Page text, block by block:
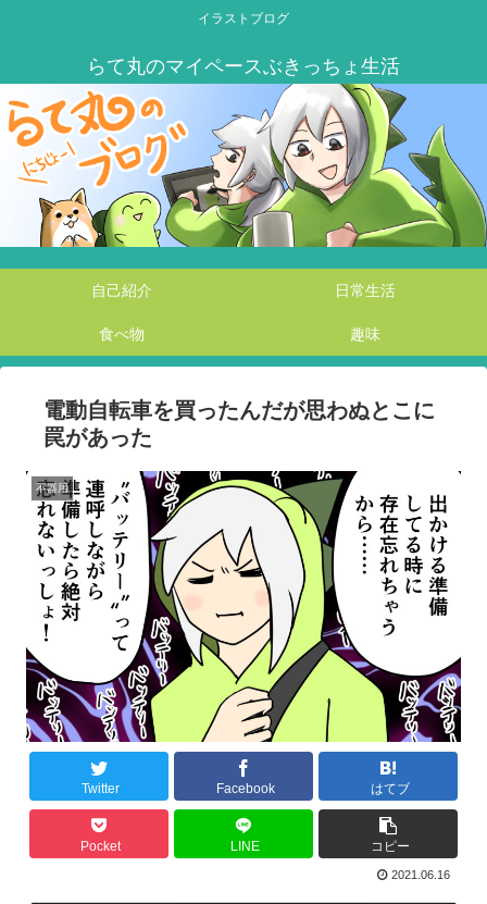
イラストブログ
自己紹介 日常生活
食べ物 趣味
電動自転車を買ったんだが思わぬとこに
罠があった
不器用
Twitter Facebook はてブ
Pocket LINE コピー
2021.06.16